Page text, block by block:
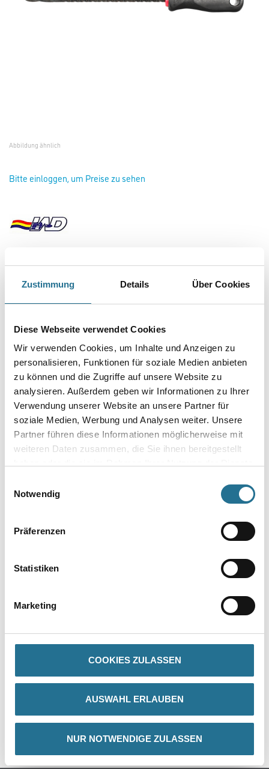
Zustimmung Details Über Cookies
Diese Webseite verwendet Cookies
Wir verwenden Cookies, um Inhalte und Anzeigen zu
personalisieren, Funktionen für soziale Medien anbieten
zu können und die Zugriffe auf unsere Website zu
analysieren. Außerdem geben wir Informationen zu Ihrer
Verwendung unserer Website an unsere Partner für
soziale Medien, Werbung und Analysen weiter. Unsere
Partner führen diese Informationen möglicherweise mit
weiteren Daten zusammen, die Sie ihnen bereitgestellt
Notwendig
Präferenzen
Statistiken
Marketing
COOKIES ZULASSEN
AUSWAHL ERLAUBEN
NUR NOTWENDIGE ZULASSEN
Abbildung ähnlich
Bitte einloggen, um Preise zu sehen
Art-Nr.:4086-003586
Durchmesser in millimeter
Umrechnungsfaktoren
PRODUKTEIGENSCHAFTEN
- Auf SB-Karte
ZUSATZINFOS
GEFAHRENHINWEISE
SPEZIFIKATIONEN